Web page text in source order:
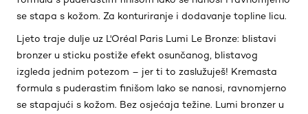
se stapa s kožom. Za konturiranje i dodavanje topline licu.
Ljeto traje dulje uz L'Oréal Paris Lumi Le Bronze: blistavi
bronzer u sticku postiže efekt osunčanog, blistavog
izgleda jednim potezom – jer ti to zaslužuješ! Kremasta
formula s puderastim finišom lako se nanosi, ravnomjerno
se stapajući s kožom. Bez osjećaja težine. Lumi bronzer u